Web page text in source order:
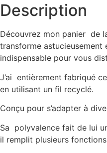
Description
Découvrez mon panier de
transforme astucieusement
indispensable pour vous
J’ai entièrement fabriqué
en utilisant un fil recyclé.
Conçu pour s’adapter à
Sa polyvalence fait de lui
il remplit plusieurs